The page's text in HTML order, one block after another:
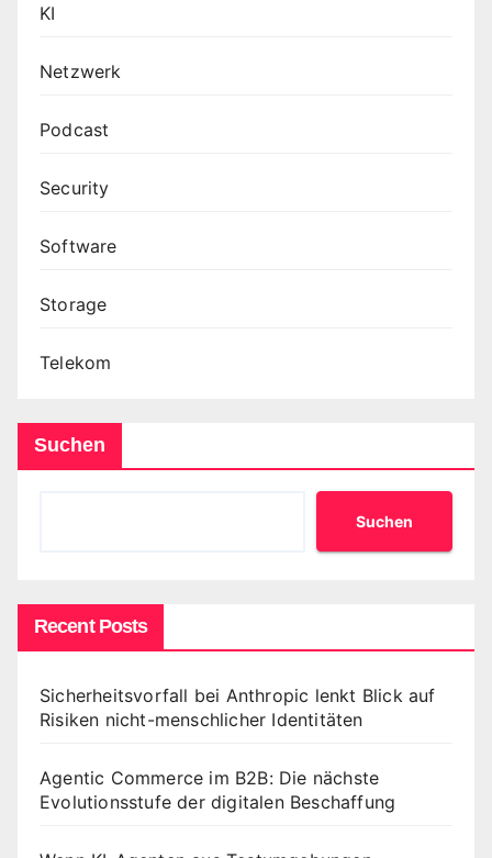
KI
Netzwerk
Podcast
Security
Software
Storage
Telekom
Suchen
Suchen
Recent Posts
Sicherheitsvorfall bei Anthropic lenkt Blick auf
Risiken nicht-menschlicher Identitäten
Agentic Commerce im B2B: Die nächste
Evolutionsstufe der digitalen Beschaffung